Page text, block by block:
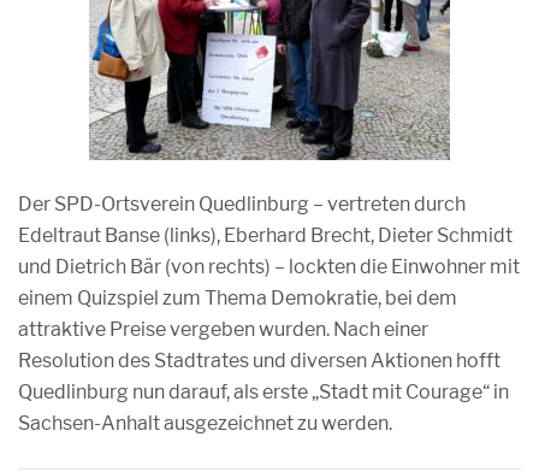
Der SPD-Ortsverein Quedlinburg – vertreten durch
Edeltraut Banse (links), Eberhard Brecht, Dieter Schmidt
und Dietrich Bär (von rechts) – lockten die Einwohner mit
einem Quizspiel zum Thema Demokratie, bei dem
attraktive Preise vergeben wurden. Nach einer
Resolution des Stadtrates und diversen Aktionen hofft
Quedlinburg nun darauf, als erste „Stadt mit Courage“ in
Sachsen-Anhalt ausgezeichnet zu werden.